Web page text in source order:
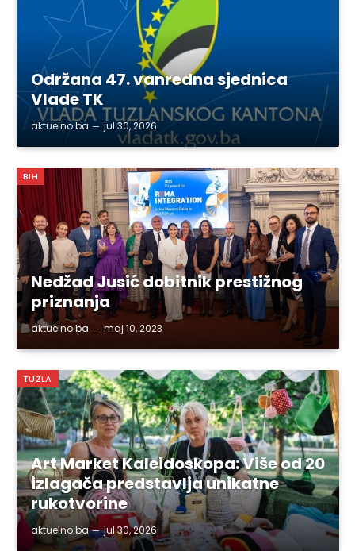
Održana 47. vanredna sjednica
Vlade TK
aktuelno.ba jul 30, 2026
BIH
Nedžad Jusić dobitnik prestižnog
priznanja
aktuelno.ba maj 10, 2023
TUZLA
Art Market Kaleidoskopa: Više od 20
izlagača predstavlja unikatne
rukotvorine
aktuelno.ba jul 30, 2026